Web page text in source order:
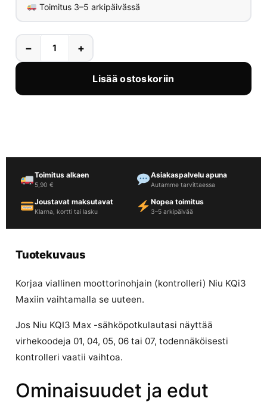
Toimitus 3–5 arkipäivässä
− +
Lisää ostoskoriin
Toimitus alkaen
5,90 €
Asiakaspalvelu apuna
Autamme tarvittaessa
Joustavat maksutavat
Klarna, kortti tai lasku
Nopea toimitus
3–5 arkipäivää
Tuotekuvaus
Korjaa viallinen moottorinohjain (kontrolleri) Niu KQi3
Maxiin vaihtamalla se uuteen.
Jos Niu KQI3 Max -sähköpotkulautasi näyttää
virhekoodeja 01, 04, 05, 06 tai 07, todennäköisesti
kontrolleri vaatii vaihtoa.
Ominaisuudet ja edut